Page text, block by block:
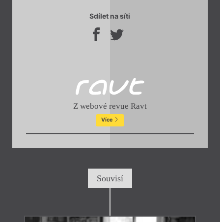
Sdílet na síti
Z webové revue Ravt
Více
Souvisí